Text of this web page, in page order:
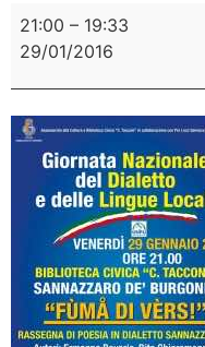
21:00 – 19:33
29/01/2016